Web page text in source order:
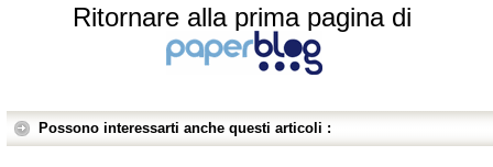
Ritornare alla prima pagina di
Possono interessarti anche questi articoli :